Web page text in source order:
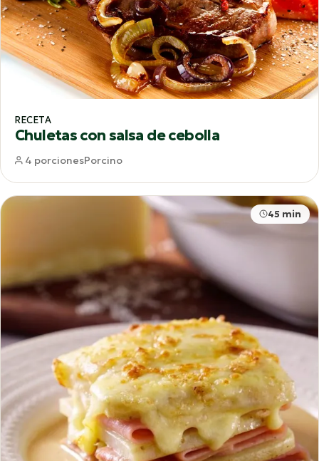
RECETA
Chuletas con salsa de cebolla
4 porcionesPorcino
45 min